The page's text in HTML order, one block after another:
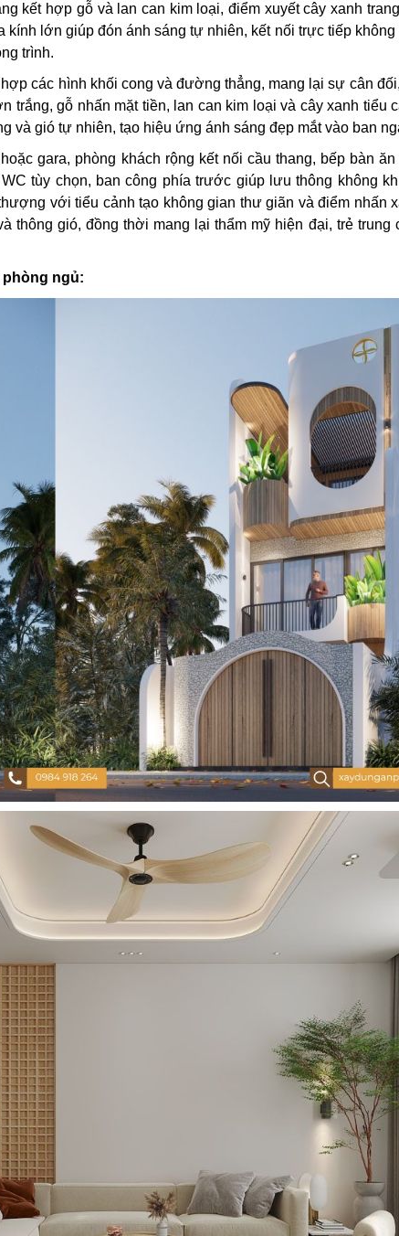
kết hợp gỗ và lan can kim loại, điểm xuyết cây xanh
lớn giúp đón ánh sáng tự nhiên, kết nối trực tiếp không
trình.
các hình khối cong và đường thẳng, mang lại sự cân
trắng, gỗ nhấn mặt tiền, lan can kim loại và cây xanh tiểu
và gió tự nhiên, tạo hiệu ứng ánh sáng đẹp mắt vào ban
gara, phòng khách rộng kết nối cầu thang, bếp bàn
tùy chọn, ban công phía trước giúp lưu thông không
với tiểu cảnh tạo không gian thư giãn và điểm nhấn
thông gió, đồng thời mang lại thẩm mỹ hiện đại, trẻ trung
phòng ngủ: